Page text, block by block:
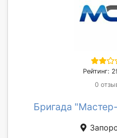
Рейтинг:
0
Бригада